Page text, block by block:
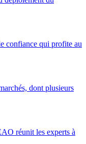
confiance qui profite au
dont plusieurs
réunit les experts à